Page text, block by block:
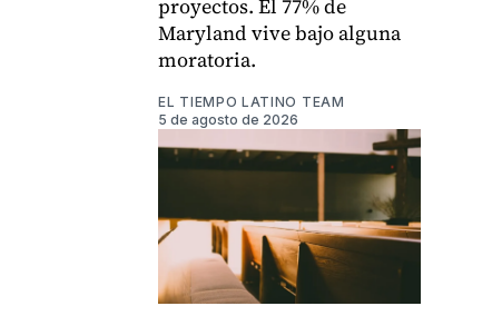
proyectos. El 77% de
Maryland vive bajo alguna
moratoria.
EL TIEMPO LATINO TEAM
5 de agosto de 2026